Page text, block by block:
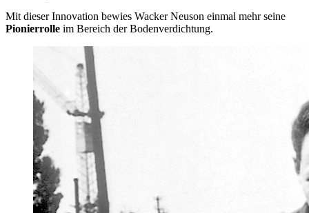
Mit dieser Innovation bewies Wacker Neuson einmal mehr seine
Pionierrolle im Bereich der Bodenverdichtung.